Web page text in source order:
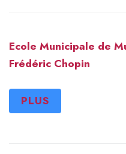
Ecole Municipale de
Frédéric Chopin
PLUS